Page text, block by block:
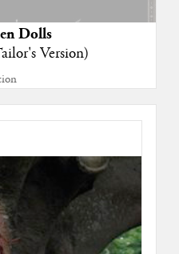
Dolls
Version)